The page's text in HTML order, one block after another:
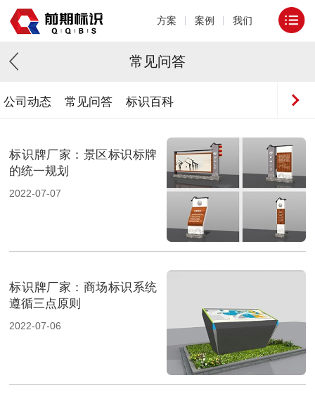
方案 案例 我们
常见问答
公司动态 常见问答 标识百科
标识牌厂家：景区标识标牌
的统一规划
2022-07-07
标识牌厂家：商场标识系统
遵循三点原则
2022-07-06